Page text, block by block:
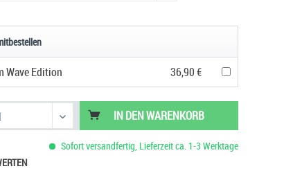
Wave Edition 36,90 €
IN DENWARENKORB
Sofort versandfertig, Lieferzeit ca. 1-3 Werktage